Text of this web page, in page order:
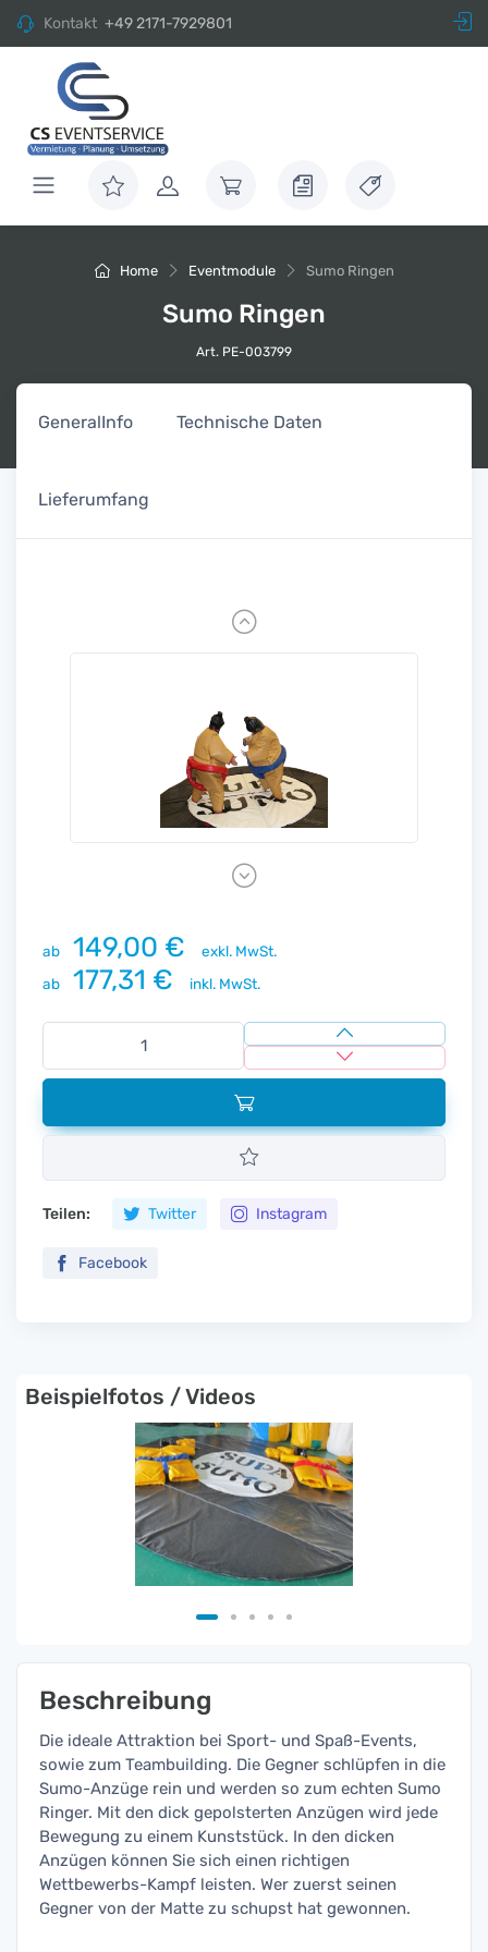
Kontakt +49 2171-7929801
Home Eventmodule Sumo Ringen
Sumo Ringen
Art. PE-003799
GeneralInfo Technische Daten
Lieferumfang
Previous
Next
ab 149,00 €
exkl. MwSt.
ab
177,31 € inkl. MwSt.
Teilen: Twitter Instagram
Facebook
Beispielfotos / Videos
Beschreibung
Die ideale Attraktion bei Sport- und Spaß-Events,
sowie zum Teambuilding. Die Gegner schlüpfen in die
Sumo-Anzüge rein und werden so zum echten Sumo
Ringer. Mit den dick gepolsterten Anzügen wird jede
Bewegung zu einem Kunststück. In den dicken
Anzügen können Sie sich einen richtigen
Wettbewerbs-Kampf leisten. Wer zuerst seinen
Gegner von der Matte zu schupst hat gewonnen.